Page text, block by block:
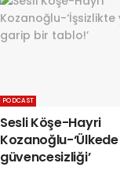
PODCAST
Sesli Köşe-Hayri
Kozanoğlu-‘Ülkede
güvencesizliği’